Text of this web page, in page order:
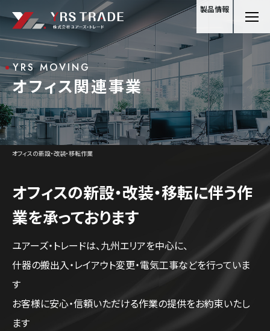
製品情報
オフィスの新設・改装・移転作業
YRS MOVING
オフィス関連事業
オフィスの新設・改装・移転に伴う作
業を承っております
ユアーズ・トレードは、九州エリアを中心に、
什器の搬出入・レイアウト変更・電気工事などを行っていま
す
お客様に安心・信頼いただける作業の提供をお約束いたし
ます